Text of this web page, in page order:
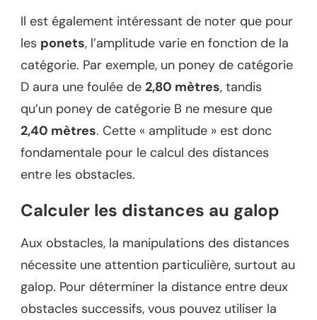
Il est également intéressant de noter que pour
les ponets, l’amplitude varie en fonction de la
catégorie. Par exemple, un poney de catégorie
D aura une foulée de 2,80 mètres, tandis
qu’un poney de catégorie B ne mesure que
2,40 mètres. Cette « amplitude » est donc
fondamentale pour le calcul des distances
entre les obstacles.
Calculer les distances au galop
Aux obstacles, la manipulations des distances
nécessite une attention particulière, surtout au
galop. Pour déterminer la distance entre deux
obstacles successifs, vous pouvez utiliser la